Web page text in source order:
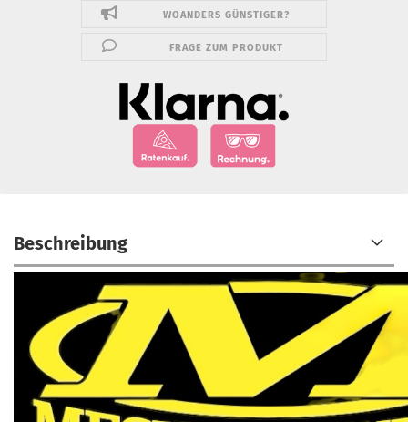
WOANDERS GÜNSTIGER?
FRAGE ZUM PRODUKT
Beschreibung